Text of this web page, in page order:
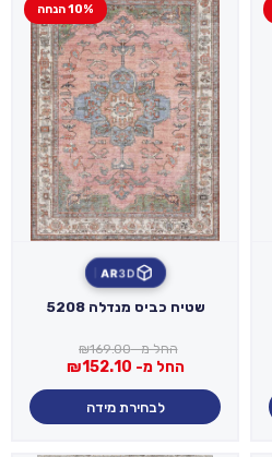
10% הנחה
3D
AR
שטיח כביס מנדלה 5208
החל מ- ₪169.00
החל מ- ₪152.10
לבחירת מידה